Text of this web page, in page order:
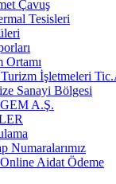
Çavuş
Tesisleri
Ortamı
İşletmeleri
Sanayi Bölgesi
A.Ş.
Numaralarımız
Aidat Ödeme